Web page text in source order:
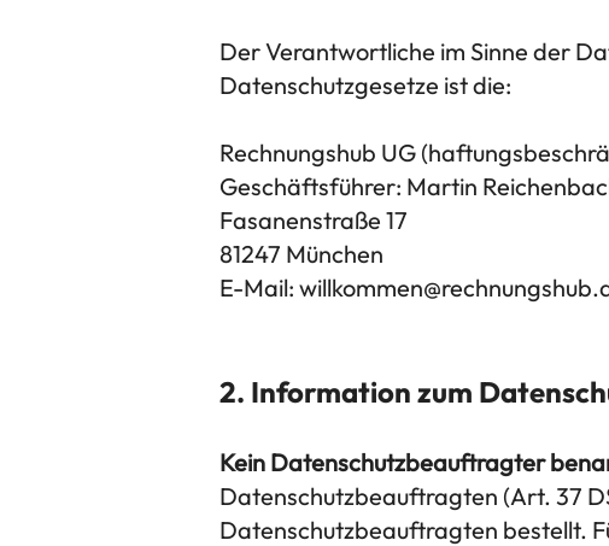
Der Verantwortliche im Sinne der
Datenschutzgesetze ist die:
Rechnungshub UG
Geschäftsführer: Martin
Fasanenstraße 17
81247 München
E-Mail:
2. Information zum
Kein Datenschutzbeauftragter
Datenschutzbeauftragten (Art. 37
Datenschutzbeauftragten bestellt.